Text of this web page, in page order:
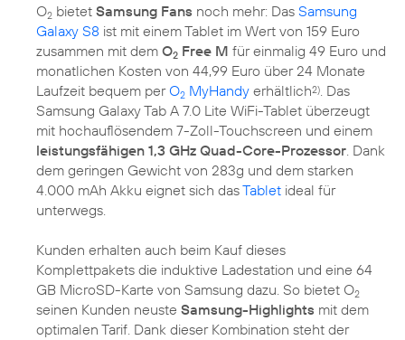
O2 bietet Samsung Fans noch mehr: Das Samsung
Galaxy S8 ist mit einem Tablet im Wert von 159 Euro
zusammen mit dem O2 Free M für einmalig 49 Euro und
monatlichen Kosten von 44,99 Euro über 24 Monate
Laufzeit bequem perO2 MyHandy erhältlich2) . Das
Samsung Galaxy Tab A 7.0 Lite WiFi-Tablet überzeugt
mit hochauflösendem 7-Zoll-Touchscreen und einem
leistungsfähigen 1,3 GHz Quad-Core-Prozessor . Dank
dem geringen Gewicht von 283g und dem starken
4.000 mAh Akku eignet sich dasTablet ideal für
unterwegs.
Kunden erhalten auch beim Kauf dieses
Komplettpakets die induktive Ladestation und eine 64
GB MicroSD-Karte von Samsung dazu. So bietet O2
seinen Kunden neuste Samsung-Highlights mit dem
optimalen Tarif. Dank dieser Kombination steht der